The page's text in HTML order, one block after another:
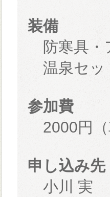
装備
防寒具・
温泉セッ
参加費
2000円（
申し込み先
小川 実